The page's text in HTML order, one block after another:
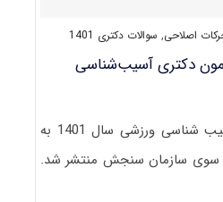
اصلاحی, سوالات دکتری 1401
دکتری آسیب‌شناسی
سوالات آزمون دکتری آسیب‌ شناسی ورزشی سال 1401 به
سوی سازمان سنجش منتشر شد.